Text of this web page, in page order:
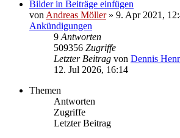
Bilder in Beiträge einfügen
von Andreas Möller» 9. Apr 2021,
Ankündigungen
9 Antworten
509356 Zugriffe
Letzter Beitrag von Dennis
12. Jul 2026, 16:14
Themen
Antworten
Zugriffe
Letzter Beitrag